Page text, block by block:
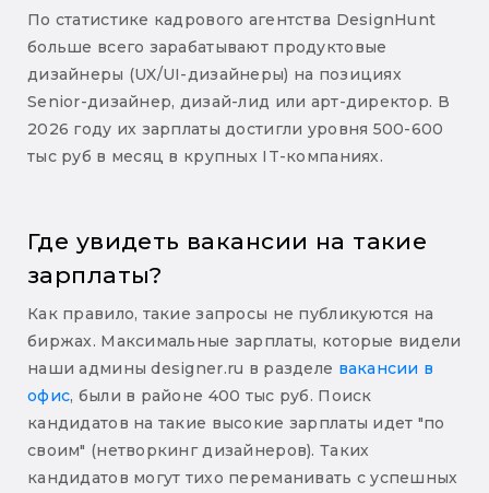
По статистике кадрового агентства DesignHunt
больше всего зарабатывают продуктовые
дизайнеры (UX/UI-дизайнеры) на позициях
Senior-дизайнер, дизай-лид или арт-директор. В
2026 году их зарплаты достигли уровня 500-600
тыс руб в месяц в крупных IT-компаниях.
Где увидеть вакансии на такие
зарплаты?
Как правило, такие запросы не публикуются на
биржах. Максимальные зарплаты, которые видели
наши админы designer.ru в разделе вакансии в
офис, были в районе 400 тыс руб. Поиск
кандидатов на такие высокие зарплаты идет "по
своим" (нетворкинг дизайнеров). Таких
кандидатов могут тихо переманивать с успешных